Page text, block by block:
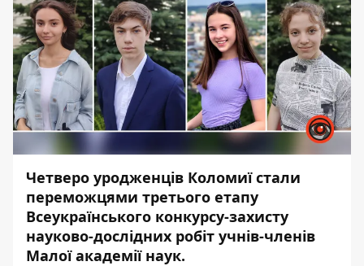
Четверо уродженців Коломиї стали
переможцями третього етапу
Всеукраїнського конкурсу-захисту
науково-дослідних робіт учнів-членів
Малої академії наук.